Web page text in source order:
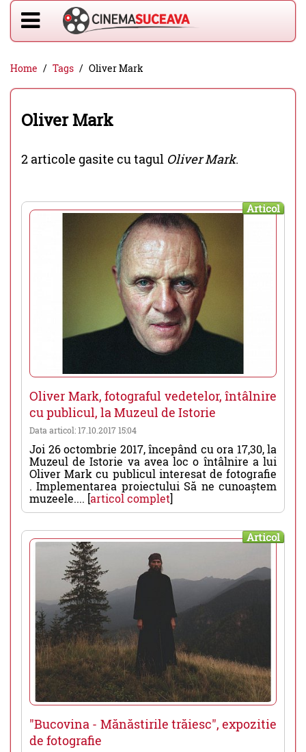
Home Tags Oliver Mark
Oliver Mark
2 articole gasite cu tagul Oliver Mark.
Articol
Oliver Mark, fotograful vedetelor, întâlnire
cu publicul, la Muzeul de Istorie
Data articol: 17.10.2017 15:04
Joi 26 octombrie 2017, începând cu ora 17,30, la
Muzeul de Istorie va avea loc o întâlnire a lui
Oliver Mark cu publicul interesat de fotografie
. Implementarea proiectului Să ne cunoaștem
muzeele.... [articol complet]
Articol
"Bucovina - Mănăstirile trăiesc", expozitie
de fotografie